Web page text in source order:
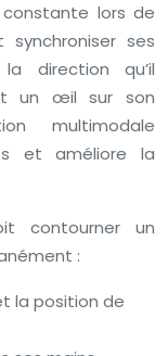
lors de
synchroniser ses
direction qu’il
un œil sur son
multimodale
et améliore la
contourner un
:
la position de